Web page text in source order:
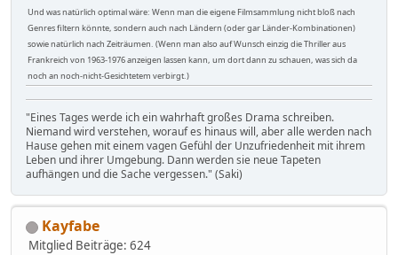
Und was natürlich optimal wäre: Wenn man die eigene Filmsammlung nicht bloß nach
Genres filtern könnte, sondern auch nach Ländern (oder gar Länder-Kombinationen)
sowie natürlich nach Zeiträumen. (Wenn man also auf Wunsch einzig die Thriller aus
Frankreich von 1963-1976 anzeigen lassen kann, um dort dann zu schauen, was sich da
noch an noch-nicht-Gesichtetem verbirgt.)
"Eines Tages werde ich ein wahrhaft großes Drama schreiben.
Niemand wird verstehen, worauf es hinaus will, aber alle werden nach
Hause gehen mit einem vagen Gefühl der Unzufriedenheit mit ihrem
Leben und ihrer Umgebung. Dann werden sie neue Tapeten
aufhängen und die Sache vergessen." (Saki)
Kayfabe
Mitglied Beiträge: 624